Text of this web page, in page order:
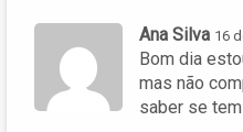
Ana Silva 16
Bom dia
mas não
saber se